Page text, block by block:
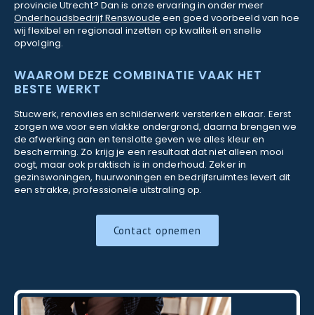
provincie Utrecht? Dan is onze ervaring in onder meer
Onderhoudsbedrijf Renswoude een goed voorbeeld van hoe
wij flexibel en regionaal inzetten op kwaliteit en snelle
opvolging.
WAAROM DEZE COMBINATIE VAAK HET
BESTE WERKT
Stucwerk, renovlies en schilderwerk versterken elkaar. Eerst
zorgen we voor een vlakke ondergrond, daarna brengen we
de afwerking aan en tenslotte geven we alles kleur en
bescherming. Zo krijg je een resultaat dat niet alleen mooi
oogt, maar ook praktisch is in onderhoud. Zeker in
gezinswoningen, huurwoningen en bedrijfsruimtes levert dit
een strakke, professionele uitstraling op.
Contact opnemen